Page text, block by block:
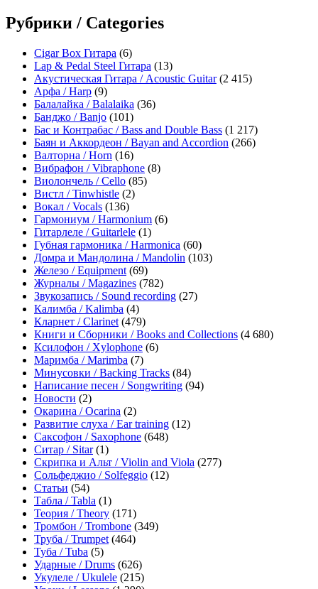
Рубрики / Categories
Cigar Box Гитара (6)
Lap & Pedal Steel Гитара (13)
Акустическая Гитара / Acoustic Guitar(2 415)
Арфа / Harp (9)
Балалайка / Balalaika (36)
Банджо / Banjo (101)
Бас и Контрабас / Bass and Double Bass (1 217)
Баян и Аккордеон / Bayan and Accordion (266)
Валторна / Horn (16)
Вибрафон / Vibraphone (8)
Виолончель / Cello (85)
Вистл / Tinwhistle (2)
Вокал / Vocals (136)
Гармониум / Harmonium (6)
Гитарлеле / Guitarlele (1)
Губная гармоника / Harmonica (60)
Домра и Мандолина / Mandolin (103)
Железо / Equipment (69)
Журналы / Magazines (782)
Звукозапись / Sound recording (27)
Калимба / Kalimba (4)
Кларнет / Clarinet (479)
Книги и Сборники / Books and Collections (4 680)
Ксилофон / Xylophone (6)
Маримба / Marimba (7)
Минусовки / Backing Tracks (84)
Написание песен / Songwriting (94)
Новости (2)
Окарина / Ocarina (2)
Развитие слуха / Ear training (12)
Саксофон / Saxophone (648)
Ситар / Sitar(1)
Скрипка и Альт / Violin and Viola (277)
Сольфеджио / Solfeggio (12)
Статьи (54)
Табла / Tabla (1)
Теория / Theory (171)
Тромбон / Trombone (349)
Труба / Trumpet (464)
Туба / Tuba (5)
Ударные / Drums (626)
Укулеле / Ukulele (215)